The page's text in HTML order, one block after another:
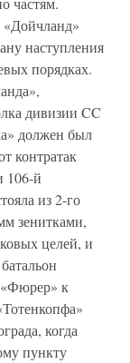
наступления
порядках.
дивизии CC
должен был
контратак
106-й
из 2-го
зенитками,
целей, и
«Фюрер» к
когда
пункту